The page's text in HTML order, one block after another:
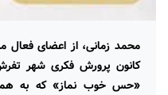
محمد زمانی، از اعضای فعال
کانون پرورش فکری شهر
«حس خوب نماز» که به